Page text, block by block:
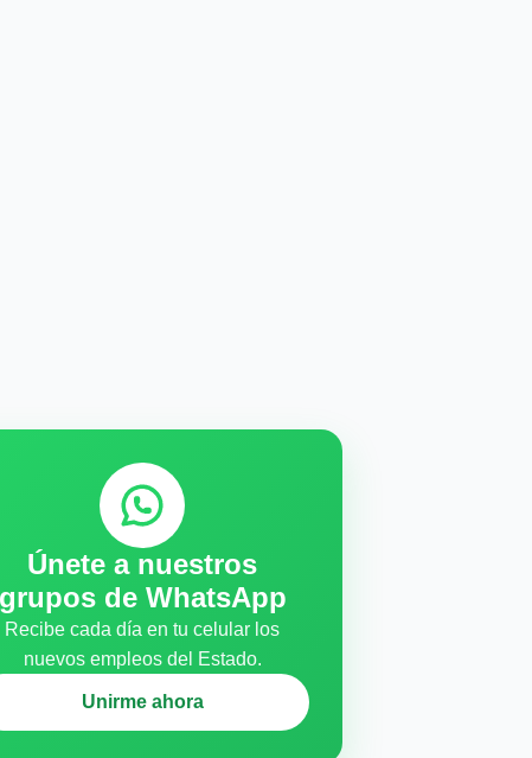
Únete a nuestros
grupos de WhatsApp
Recibe cada día en tu celular los
nuevos empleos del Estado.
Unirme ahora